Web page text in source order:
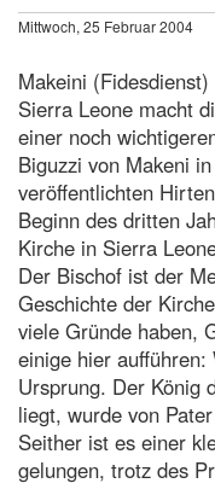
Mittwoch, 25 Februar 2004
Makeini
Sierra Leone macht
einer noch
Biguzzi von Makeni
veröffentlichten
Beginn des dritten
Kirche in Sierra
Der Bischof ist der
Geschichte der
viele Gründe haben,
einige hier
Ursprung. Der König
liegt, wurde von
Seither ist es einer
gelungen, trotz des